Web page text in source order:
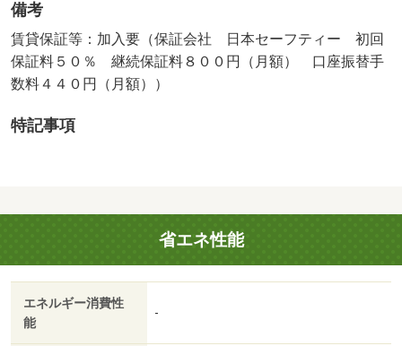
備考
賃貸保証等：加入要（保証会社 日本セーフティー 初回
保証料５０％ 継続保証料８００円（月額） 口座振替手
数料４４０円（月額））
特記事項
省エネ性能
エネルギー消費性
能
-